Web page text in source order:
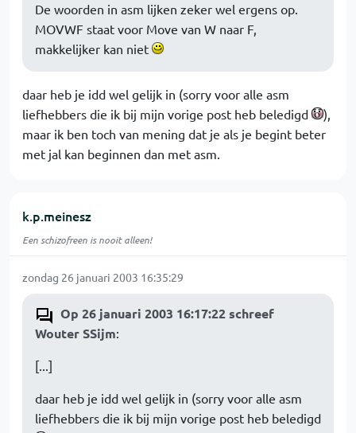
De woorden in asm lijken zeker wel ergens op.
MOVWF staat voor Move van W naar F,
makkelijker kan niet
daar heb je idd wel gelijk in (sorry voor alle asm
liefhebbers die ik bij mijn vorige post heb beledigd
),
maar ik ben toch van mening dat je als je begint beter
met jal kan beginnen dan met asm.
k.p.meinesz
Een schizofreen is nooit alleen!
zondag 26 januari 2003 16:35:29
Op 26 januari 2003 16:17:22 schreef
Wouter SSijm:
[...]
daar heb je idd wel gelijk in (sorry voor alle asm
liefhebbers die ik bij mijn vorige post heb beledigd